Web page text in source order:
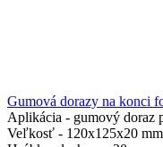
Gumová dorazy na konci
Aplikácia - gumový doraz
Veľkosť - 120x125x20 mm